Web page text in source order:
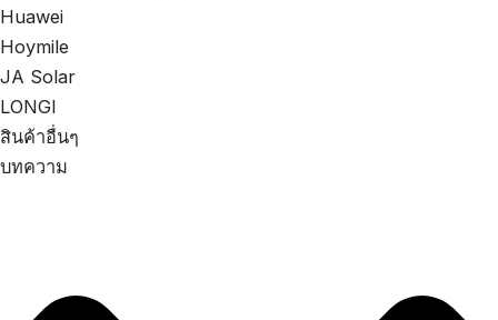
Huawei
Hoymile
JA Solar
LONGI
สินค้าอื่นๆ
บทความ